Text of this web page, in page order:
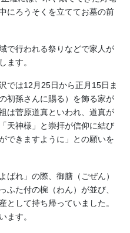
にろうそくを立ててお墓の前
で行われる祭りなどで家人が
ます。
では12月25日から正月15日ま
初孫さんに賜る）を飾る家が
は菅原道真といわれ、道真が
天神様」と崇拝が信仰に結び
できますように」との願いを
れ」の際、御膳（ごぜん）
ふた付の椀（わん）が並び、
として持ち帰っていました。
ます。